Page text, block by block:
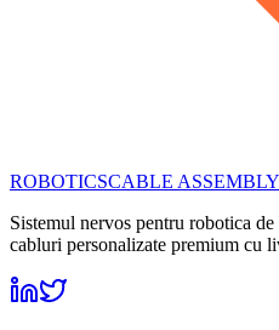
ROBOTICSCABLE ASSEMBLY
Sistemul nervos pentru robotica
cabluri personalizate premium cu